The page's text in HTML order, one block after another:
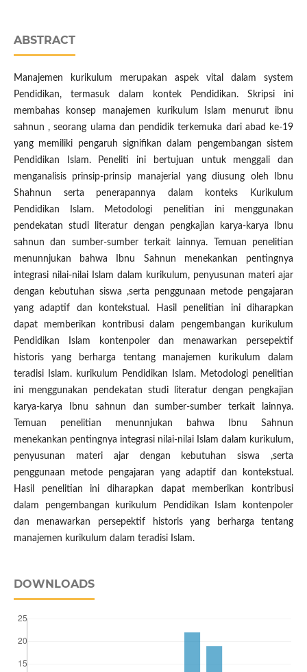
ABSTRACT
Manajemen kurikulum merupakan aspek vital dalam system
Pendidikan, termasuk dalam kontek Pendidikan. Skripsi ini
membahas konsep manajemen kurikulum Islam menurut ibnu
sahnun , seorang ulama dan pendidik terkemuka dari abad ke-19
yang memiliki pengaruh signifikan dalam pengembangan sistem
Pendidikan Islam. Peneliti ini bertujuan untuk menggali dan
menganalisis prinsip-prinsip manajerial yang diusung oleh Ibnu
Shahnun serta penerapannya dalam konteks Kurikulum
Pendidikan Islam. Metodologi penelitian ini menggunakan
pendekatan studi literatur dengan pengkajian karya-karya Ibnu
sahnun dan sumber-sumber terkait lainnya. Temuan penelitian
menunnjukan bahwa Ibnu Sahnun menekankan pentingnya
integrasi nilai-nilai Islam dalam kurikulum, penyusunan materi ajar
dengan kebutuhan siswa ,serta penggunaan metode pengajaran
yang adaptif dan kontekstual. Hasil penelitian ini diharapkan
dapat memberikan kontribusi dalam pengembangan kurikulum
Pendidikan Islam kontenpoler dan menawarkan persepektif
historis yang berharga tentang manajemen kurikulum dalam
teradisi Islam. kurikulum Pendidikan Islam. Metodologi penelitian
ini menggunakan pendekatan studi literatur dengan pengkajian
karya-karya Ibnu sahnun dan sumber-sumber terkait lainnya.
Temuan penelitian menunnjukan bahwa Ibnu Sahnun
menekankan pentingnya integrasi nilai-nilai Islam dalam kurikulum,
penyusunan materi ajar dengan kebutuhan siswa ,serta
penggunaan metode pengajaran yang adaptif dan kontekstual.
Hasil penelitian ini diharapkan dapat memberikan kontribusi
dalam pengembangan kurikulum Pendidikan Islam kontenpoler
dan menawarkan persepektif historis yang berharga tentang
manajemen kurikulum dalam teradisi Islam.
DOWNLOADS